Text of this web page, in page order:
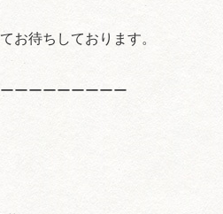
お待ちしております。
ーーーーーーーー